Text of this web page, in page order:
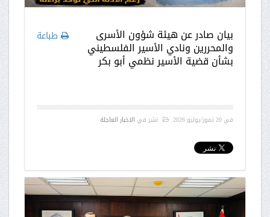
طباعة بيان صادر عن هيئة شؤون الأسرى
والمحررين ونادي الأسير الفلسطيني
بشأن قضية الأسير نظمي أبو بكر
في20 تموز/يوليو 2026 . نشر في الاخبار العاجلة